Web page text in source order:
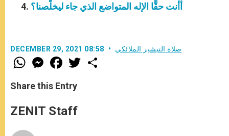
أأنت حقًّا الإله المتواضع الذي جاء ليخلّصنا؟
DECEMBER 29, 2021 08:58 صلاة التبشير الملائكي
W
h
t
s
p
p
M
e
s
e
g
e
F
a
e
b
o
k
w
Share this Entry
ZENIT Staff